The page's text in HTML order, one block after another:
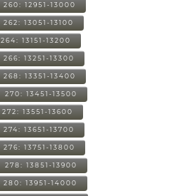
260: 12951-13000
262: 13051-13100
264: 13151-13200
266: 13251-13300
268: 13351-13400
270: 13451-13500
272: 13551-13600
274: 13651-13700
276: 13751-13800
278: 13851-13900
280: 13951-14000